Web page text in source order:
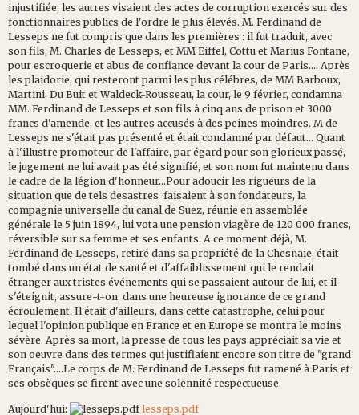
injustifiée; les autres visaient des actes de corruption exercés sur des
fonctionnaires publics de l'ordre le plus élevés. M. Ferdinand de
Lesseps ne fut compris que dans les premières : il fut traduit, avec
son fils, M. Charles de Lesseps, et MM Eiffel, Cottu et Marius Fontane,
pour escroquerie et abus de confiance devant la cour de Paris.... Après
les plaidorie, qui resteront parmi les plus célébres, de MM Barboux,
Martini, Du Buit et Waldeck-Rousseau, la cour, le 9 février, condamna
MM. Ferdinand de Lesseps et son fils à cinq ans de prison et 3000
francs d'amende, et les autres accusés à des peines moindres. M de
Lesseps ne s'était pas présenté et était condamné par défaut... Quant
à l'illustre promoteur de l'affaire, par égard pour son glorieux passé,
le jugement ne lui avait pas été signifié, et son nom fut maintenu dans
le cadre de la légion d'honneur...Pour adoucir les rigueurs de la
situation que de tels desastres faisaient à son fondateurs, la
compagnie universelle du canal de Suez, réunie en assemblée
générale le 5 juin 1894, lui vota une pension viagère de 120 000 francs,
réversible sur sa femme et ses enfants. A ce moment déjà, M.
Ferdinand de Lesseps, retiré dans sa propriété de la Chesnaie, était
tombé dans un état de santé et d'affaiblissement qui le rendait
étranger aux tristes événements qui se passaient autour de lui, et il
s'éteignit, assure-t-on, dans une heureuse ignorance de ce grand
écroulement. Il était d'ailleurs, dans cette catastrophe, celui pour
lequel l'opinion publique en France et en Europe se montra le moins
sévère. Après sa mort, la presse de tous les pays appréciait sa vie et
son oeuvre dans des termes qui justifiaient encore son titre de "grand
Français"....Le corps de M. Ferdinand de Lesseps fut ramené à Paris et
ses obsèques se firent avec une solennité respectueuse.
Aujourd'hui: lesseps.pdf